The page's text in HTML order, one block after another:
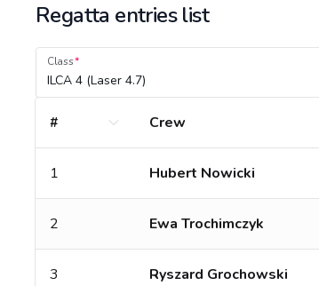
Regatta entries list
Class
ILCA 4 (Laser 4.7)
# Crew
1 Hubert Nowicki
2 Ewa Trochimczyk
3 Ryszard Grochowski